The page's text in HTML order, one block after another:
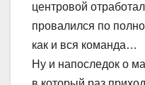
центровой
провалился по
как и вся команда…
Ну и напоследок о